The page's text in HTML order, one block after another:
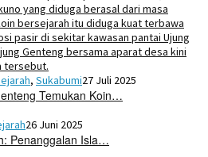
, Sukabumi27 Juli 2025
Temukan Koin…
26 Juni 2025
Penanggalan Isla…